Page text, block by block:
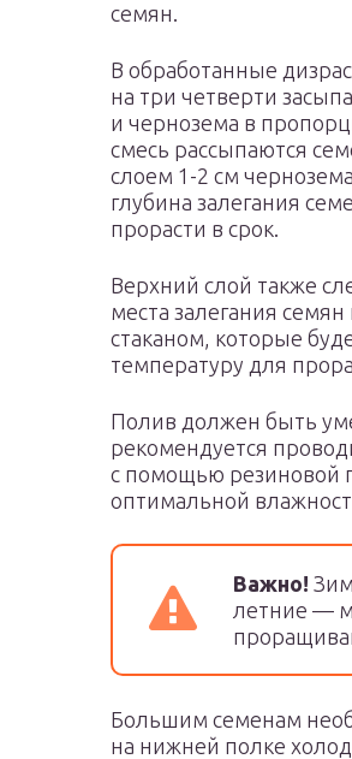
семян.
В обработанные
на три четверти
и чернозема в
смесь рассыпаются
слоем 1-2 см
глубина залегания
прорасти в срок.
Верхний слой также
места залегания
стаканом, которые
температуру для
Полив должен быть
рекомендуется
с помощью резиновой
оптимальной
Важно!
летние —
Большим семенам
на нижней полке